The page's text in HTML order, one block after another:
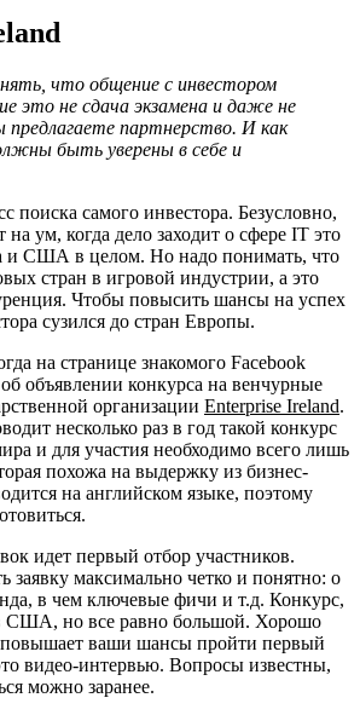
что общение с инвестором
это не сдача экзамена и даже не
предлагаете партнерство. И как
быть уверены в себе и
поиска самого инвестора. Безусловно,
на ум, когда дело заходит о сфере IT это
и США в целом. Но надо понимать, что
стран в игровой индустрии, а это
Чтобы повысить шансы на успех
сузился до стран Европы.
на странице знакомого Facebook
объявлении конкурса на венчурные
организации Enterprise Ireland.
несколько раз в год такой конкурс
и для участия необходимо всего лишь
похожа на выдержку из бизнес-
на английском языке, поэтому
идет первый отбор участников.
заявку максимально четко и понятно: о
в чем ключевые фичи и т.д. Конкурс,
США, но все равно большой. Хорошо
повышает ваши шансы пройти первый
видео-интервью. Вопросы известны,
можно заранее.